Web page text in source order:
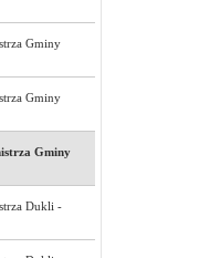
Gminy
Gminy
Gminy
Dukli -